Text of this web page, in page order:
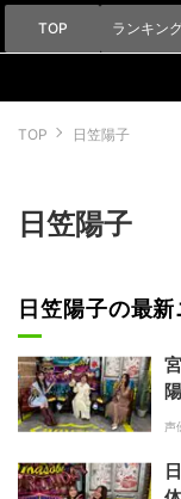
TOP ランキン
TOP 日笠陽子
日笠陽子
日笠陽子の最
声